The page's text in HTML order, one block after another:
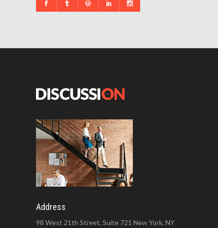
Address
98 West 21th Street, Suite 721 New York, NY